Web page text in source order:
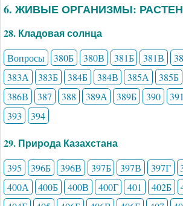
6. ЖИВЫЕ ОРГАНИЗМЫ:
28. Кладовая солнца
Вопросы 380Б 380В 381Б 381В
383А
383Б 384Б 384В 385А 385Б
386В
387 388 389А 389Б 390
393
394
29. Природа Казахстана
395 396Б 396В 397Б 397В 397Г
400А
400Б 400В 400Г 401 402Б